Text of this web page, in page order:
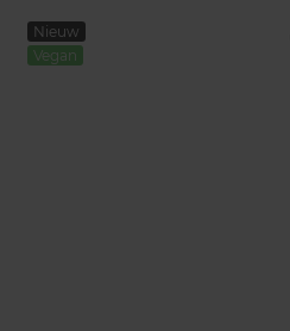
Nieuw
Vegan